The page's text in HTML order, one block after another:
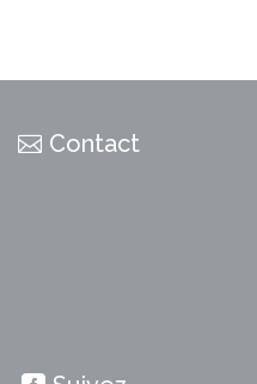
Contact